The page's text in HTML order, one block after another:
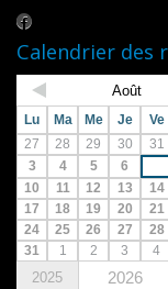
Calendrier des
Août
Lu Ma Me Je Ve
27
28 29 30 31
3
4 5 6
10
11 12 13 14
17
18 19 20 21
24
25 26 27 28
31
1 2 3 4
2025 2026